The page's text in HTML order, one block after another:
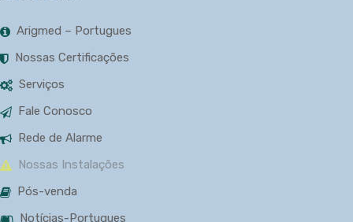
Arigmed – Portugues
Nossas Certificações
Serviços
Fale Conosco
Rede de Alarme
Nossas Instalações
Pós-venda
Notícias-Portugues